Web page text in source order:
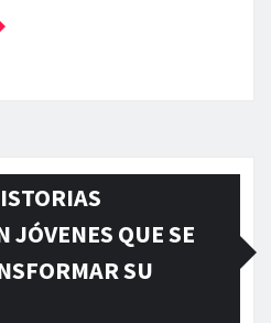
JÓVENES QUE SE
SU